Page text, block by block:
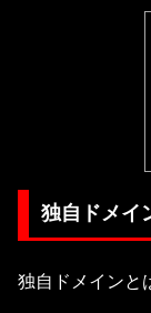
独自ドメイ
独自ドメインと